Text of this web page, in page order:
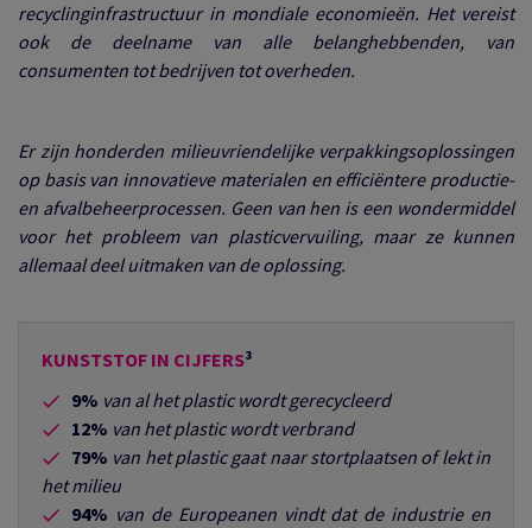
recyclinginfrastructuur in mondiale economieën. Het vereist
ook de deelname van alle belanghebbenden, van
consumenten tot bedrijven tot overheden.
Er zijn honderden milieuvriendelijke verpakkingsoplossingen
op basis van innovatieve materialen en efficiëntere productie-
en afvalbeheerprocessen. Geen van hen is een wondermiddel
voor het probleem van plasticvervuiling, maar ze kunnen
allemaal deel uitmaken van de oplossing.
KUNSTSTOF IN CIJFERS³
9% van al het plastic wordt gerecycleerd
12% van het plastic wordt verbrand
79% van het plastic gaat naar stortplaatsen of lekt in
het milieu
94% van de Europeanen vindt dat de industrie en